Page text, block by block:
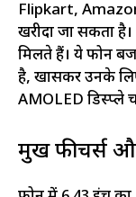
Flipkart,
खरीदा जा सकता
मिलते हैं। ये फोन
है, खासकर उनके
AMOLED डिस्प्ले
प्रमुख फीचर्स